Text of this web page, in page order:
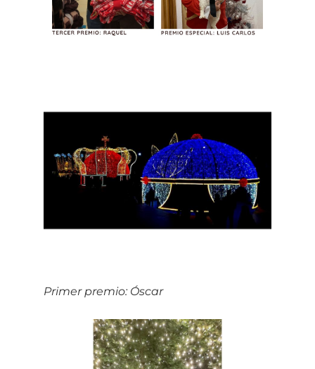
Primer premio: Óscar